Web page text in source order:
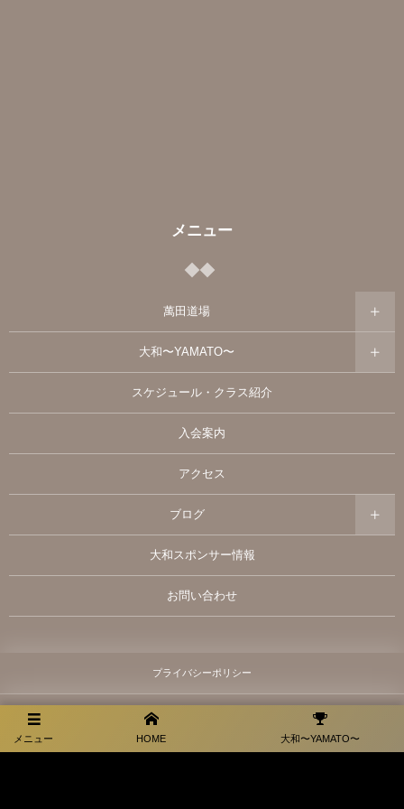
メニュー HOME 大和〜YAMATO〜
メニュー
萬田道場
大和〜YAMATO〜
スケジュール・クラス紹介
入会案内
アクセス
ブログ
大和スポンサー情報
お問い合わせ
プライバシーポリシー